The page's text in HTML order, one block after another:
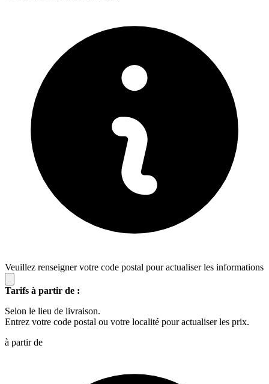
Veuillez renseigner votre code postal pour actualiser les informations
Tarifs à partir de :
Selon le lieu de livraison.
Entrez votre code postal ou votre localité pour actualiser les prix.
à partir de